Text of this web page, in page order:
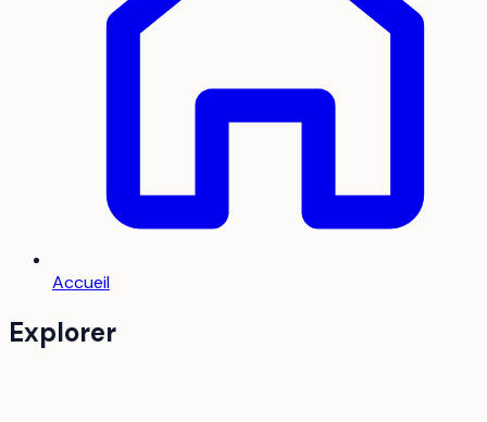
Accueil
Explorer